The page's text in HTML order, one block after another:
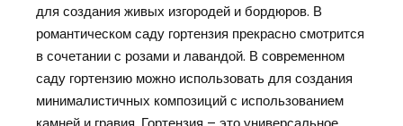
для создания живых изгородей и бордюров. В
романтическом саду гортензия прекрасно смотрится
в сочетании с розами и лавандой. В современном
саду гортензию можно использовать для создания
минималистичных композиций с использованием